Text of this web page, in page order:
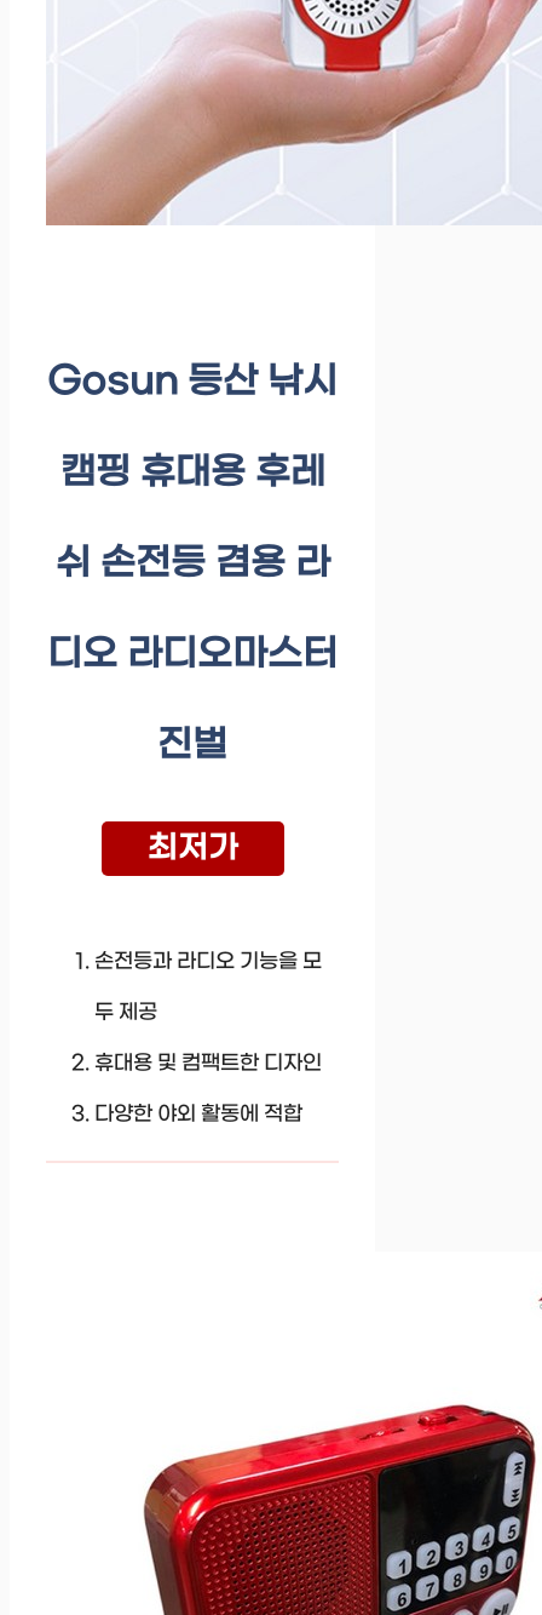
Gosun 등산 낚시
캠핑 휴대용 후레
쉬 손전등 겸용 라
디오 라디오마스터
진벌
최저가
손전등과 라디오 기능을 모
두 제공
휴대용 및 컴팩트한 디자인
다양한 야외 활동에 적합